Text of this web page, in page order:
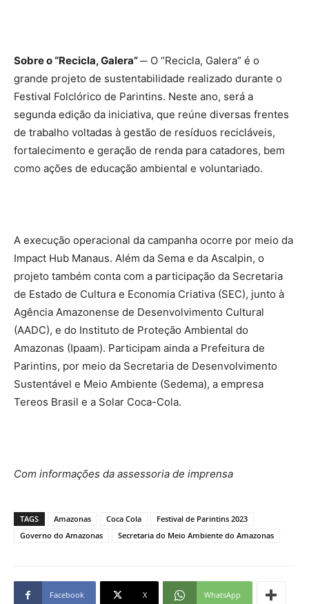
Sobre o “Recicla, Galera” ─ O “Recicla, Galera” é o
grande projeto de sustentabilidade realizado durante o
Festival Folclórico de Parintins. Neste ano, será a
segunda edição da iniciativa, que reúne diversas frentes
de trabalho voltadas à gestão de resíduos recicláveis,
fortalecimento e geração de renda para catadores, bem
como ações de educação ambiental e voluntariado.
A execução operacional da campanha ocorre por meio da
Impact Hub Manaus. Além da Sema e da Ascalpin, o
projeto também conta com a participação da Secretaria
de Estado de Cultura e Economia Criativa (SEC), junto à
Agência Amazonense de Desenvolvimento Cultural
(AADC), e do Instituto de Proteção Ambiental do
Amazonas (Ipaam). Participam ainda a Prefeitura de
Parintins, por meio da Secretaria de Desenvolvimento
Sustentável e Meio Ambiente (Sedema), a empresa
Tereos Brasil e a Solar Coca-Cola.
Com informações da assessoria de imprensa
TAGS Amazonas Coca Cola
Festival de Parintins 2023
Governo do Amazonas
Secretaria do Meio Ambiente do Amazonas
Facebook X WhatsApp